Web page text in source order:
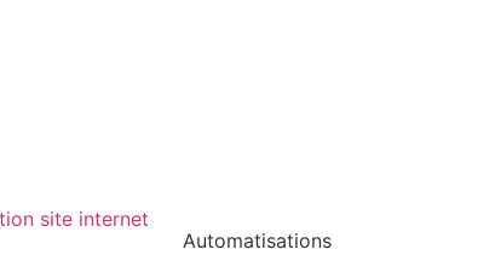
Automatisations